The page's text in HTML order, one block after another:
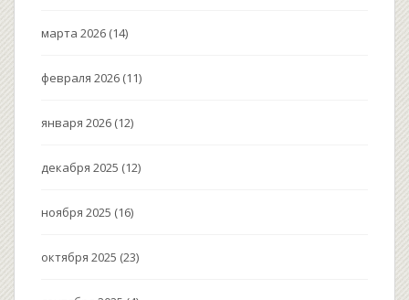
марта 2026 (14)
февраля 2026 (11)
января 2026 (12)
декабря 2025 (12)
ноября 2025 (16)
октября 2025 (23)